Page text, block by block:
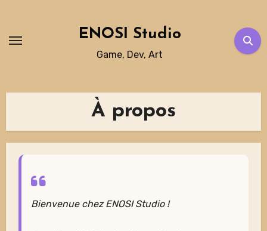
content
ENOSI Studio
Game, Dev, Art
À propos
Bienvenue chez ENOSI Studio !